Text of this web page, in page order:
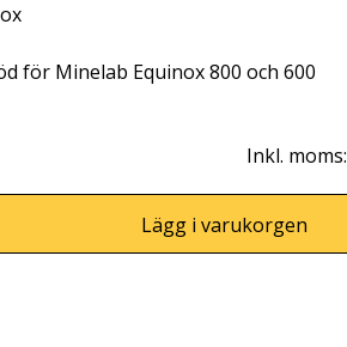
för Minelab Equinox 800 och 600
Inkl. moms:
Lägg i varukorgen